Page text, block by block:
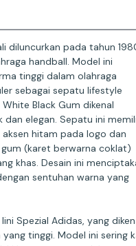
diluncurkan pada tahun
handball. Model ini
tinggi dalam olahraga
sebagai sepatu lifestyle
Black Gum dikenal
dan elegan. Sepatu ini
hitam pada logo dan
(karet berwarna coklat)
khas. Desain ini
sentuhan warna yang
Spezial Adidas, yang
tinggi. Model ini sering